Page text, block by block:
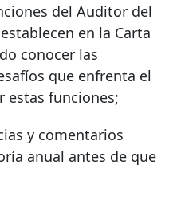
del Auditor del
en la Carta
conocer las
que enfrenta el
estas funciones;
y comentarios
anual antes de que